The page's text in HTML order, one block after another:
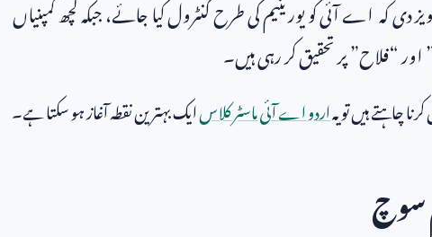
کہ اے آئی کو یورینیم کی طرح کنٹرول کیا جائے، جبکہ کچھ کمپنیاں
“فلاح” پر تحقیق کر رہی ہیں۔
چاہتے ہیں تو یہاردو اے آئی ماسٹر کلاسایک بہترین نقطہ آغاز ہو سکتا ہے۔
سوچ